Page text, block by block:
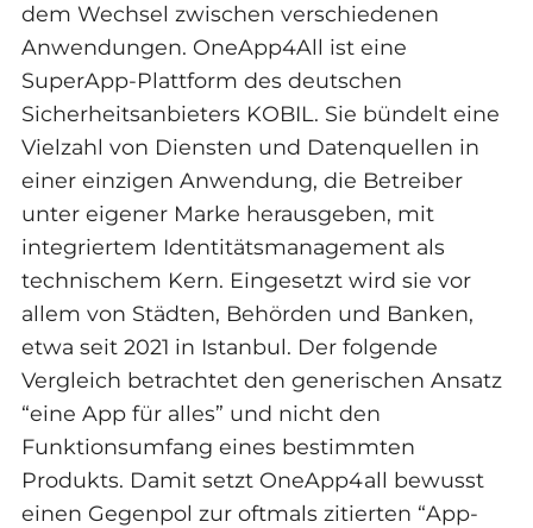
dem Wechsel zwischen verschiedenen
Anwendungen. OneApp4All ist eine
SuperApp-Plattform des deutschen
Sicherheitsanbieters KOBIL. Sie bündelt eine
Vielzahl von Diensten und Datenquellen in
einer einzigen Anwendung, die Betreiber
unter eigener Marke herausgeben, mit
integriertem Identitätsmanagement als
technischem Kern. Eingesetzt wird sie vor
allem von Städten, Behörden und Banken,
etwa seit 2021 in Istanbul. Der folgende
Vergleich betrachtet den generischen Ansatz
“eine App für alles” und nicht den
Funktionsumfang eines bestimmten
Produkts. Damit setzt OneApp4all bewusst
einen Gegenpol zur oftmals zitierten “App-